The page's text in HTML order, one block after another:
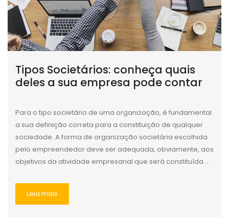
Tipos Societários: conheça quais
deles a sua empresa pode contar
Para o tipo societário de uma organização, é fundamental
a sua definição correta para a constituição de qualquer
sociedade. A forma de organização societária escolhida
pelo empreendedor deve ser adequada, obviamente, aos
objetivos da atividade empresarial que será constituída ...
Leia mais